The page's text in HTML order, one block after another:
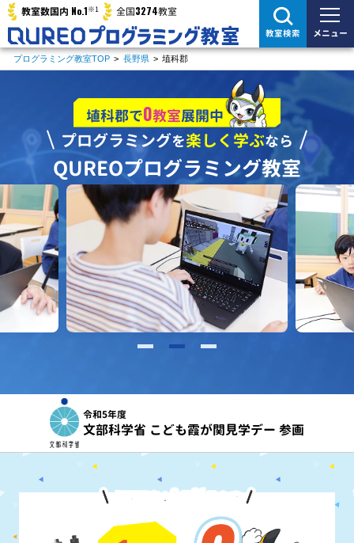
教室数国内 No.1※1 全国3274教室
教室検索 メニュー
プログラミング教室TOP > 長野県 > 埴科郡
埴科郡で0教室展開中
プログラミングを楽しく学ぶなら
QUREOプログラミング教室
令和5年度
文部科学省 こども霞が関見学デー 参画
期間限定！8月 31 まで